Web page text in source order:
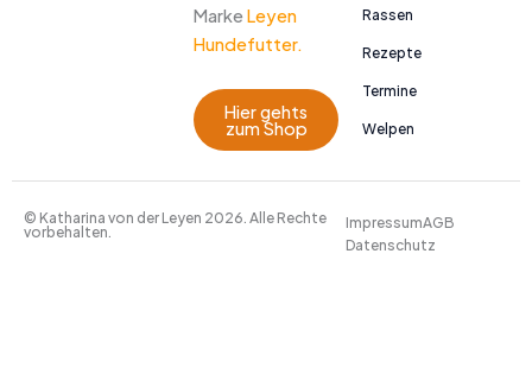
Marke Leyen
Hundefutter.
Hier gehts
zum Shop
Rassen
Rezepte
Termine
Welpen
© Katharina von der Leyen 2026. Alle Rechte
vorbehalten.
ImpressumAGB
Datenschutz